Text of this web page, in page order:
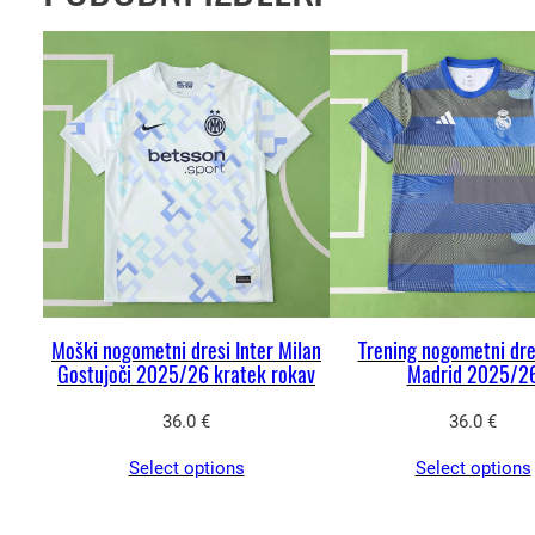
Moški nogometni dresi Inter Milan
Gostujoči 2025/26 kratek rokav
36.0 €
Select options
Trening nogometni
Madrid 2025/
36.0 €
Select options